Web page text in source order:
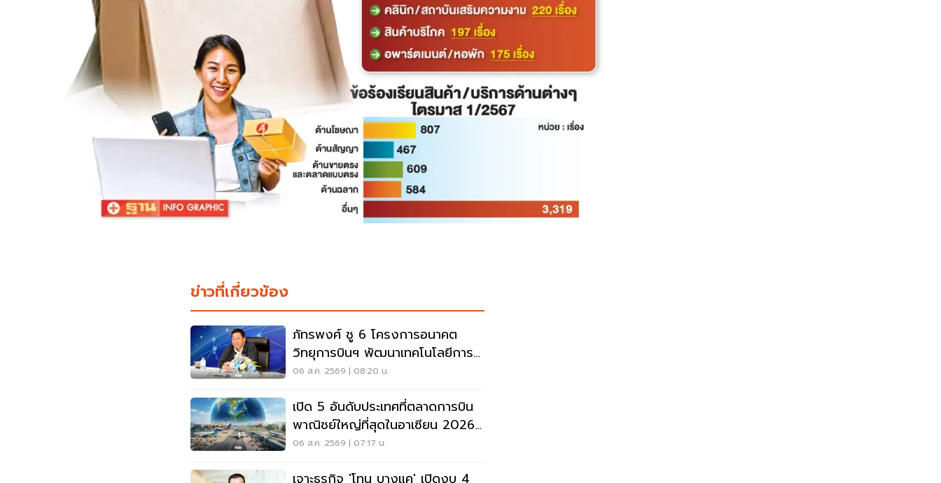
ข่าวที่เกี่ยวข้อง
ภัทรพงศ์ ชู 6 โครงการอนาคต
วิทยุการบินฯ พัฒนาเทคโนโลยีการ
เดินอากาศ การบินยุคใหม่
06 ส.ค. 2569 | 08:20 น.
เปิด 5 อันดับประเทศที่ตลาดการบิน
พาณิชย์ใหญ่ที่สุดในอาเซียน 2026
เวียดนามแซงไทยแล้ว
06 ส.ค. 2569 | 07:17 น.
เจาะธุรกิจ 'โทน บางแค' เปิดงบ 4